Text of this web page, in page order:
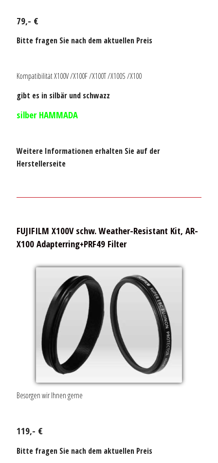
79,- €
Bitte fragen Sie nach dem aktuellen Preis
Kompatibilität X100V /X100F /X100T /X100S /X100
gibt es in silbär und schwazz
silber HAMMADA
Weitere Informationen erhalten Sie auf der
Herstellerseite
FUJIFILM X100V schw. Weather-Resistant Kit, AR-
X100 Adapterring+PRF49 Filter
Besorgen wir Ihnen gerne
119,- €
Bitte fragen Sie nach dem aktuellen Preis